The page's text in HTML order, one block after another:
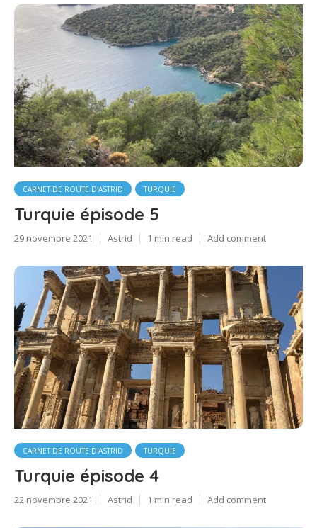
CARNET DE ROUTE D'ASTRID TURQUIE
Turquie épisode 5
29 novembre 2021 Astrid 1 min read Add comment
CARNET DE ROUTE D'ASTRID TURQUIE
Turquie épisode 4
22 novembre 2021 Astrid 1 min read Add comment